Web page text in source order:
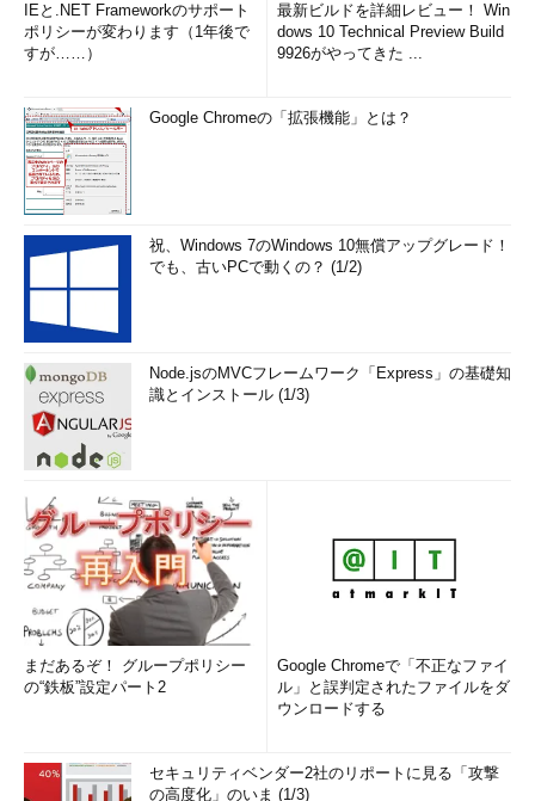
IEと.NET Frameworkのサポート
ポリシーが変わります（1年後で
すが……）
最新ビルドを詳細レビュー！ Win
dows 10 Technical Preview Build
9926がやってきた ...
Google Chromeの「拡張機能」とは？
祝、Windows 7のWindows 10無償アップグレード！
でも、古いPCで動くの？ (1/2)
Node.jsのMVCフレームワーク「Express」の基礎知
識とインストール (1/3)
まだあるぞ！ グループポリシー
の“鉄板”設定パート2
Google Chromeで「不正なファイ
ル」と誤判定されたファイルをダ
ウンロードする
セキュリティベンダー2社のリポートに見る「攻撃
の高度化」のいま (1/3)